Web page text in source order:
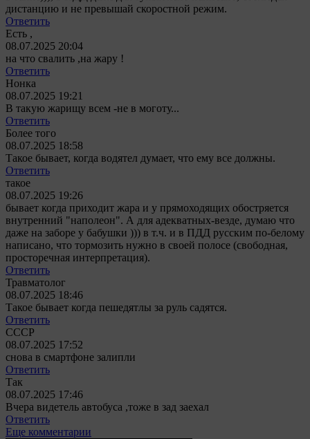
дистанцию и не превышай скоростной режим.
Ответить
Есть ,
08.07.2025 20:04
на что свалить ,на жару !
Ответить
Нонка
08.07.2025 19:21
В такую жарищу всем -не в моготу...
Ответить
Более того
08.07.2025 18:58
Такое бывает, когда водятел думает, что ему все должны.
Ответить
такое
08.07.2025 19:26
бывает когда приходит жара и у прямоходящих обостряется
внутренний "наполеон". А для адекватных-везде, думаю что
даже на заборе у бабушки ))) в т.ч. и в ПДД русским по-белому
написано, что тормозить нужно в своей полосе (свободная,
просторечная интерпретация).
Ответить
Травматолог
08.07.2025 18:46
Такое бывает когда пешедятлы за руль садятся.
Ответить
СССР
08.07.2025 17:52
снова в смартфоне залипли
Ответить
Так
08.07.2025 17:46
Вчера видетель автобуса ,тоже в зад заехал
Ответить
Еще комментарии